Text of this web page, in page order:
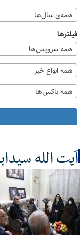
همه‌ی سال‌ها
فیلترها
همه سرویس‌ها
همه انواع خبر
همه باکس‌ها
آیت الله
کل اخبار:130